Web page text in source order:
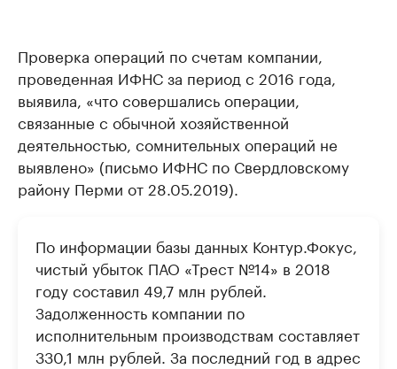
Проверка операций по счетам компании,
проведенная ИФНС за период с 2016 года,
выявила, «что совершались операции,
связанные с обычной хозяйственной
деятельностью, сомнительных операций не
выявлено» (письмо ИФНС по Свердловскому
району Перми от 28.05.2019).
По информации базы данных Контур.Фокус,
чистый убыток ПАО «Трест №14» в 2018
году составил 49,7 млн рублей.
Задолженность компании по
исполнительным производствам составляет
330,1 млн рублей. За последний год в адрес